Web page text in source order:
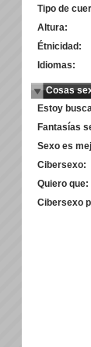
Tipo de
Altura:
Étnicidad:
Idiomas:
Cosas
Estoy
Fantasías
Sexo es
Cibersexo:
Quiero que:
Cibersexo